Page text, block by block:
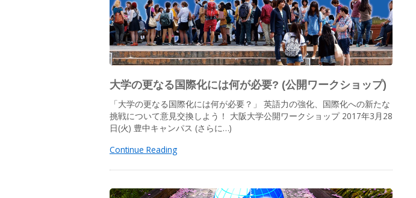
大学の更なる国際化には何が必要? (公開ワークショップ)
「大学の更なる国際化には何が必要？」 英語力の強化、国際化への新たな
挑戦について意見交換しよう！ 大阪大学公開ワークショップ 2017年3月28
日(火) 豊中キャンパス (さらに…)
Continue Reading